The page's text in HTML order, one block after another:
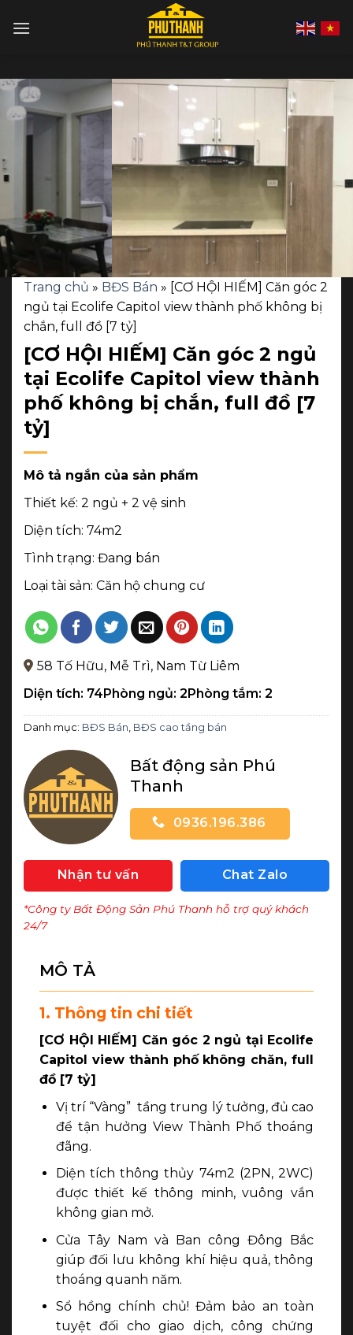
Trang chủ » BĐS Bán » [CƠ HỘI HIẾM] Căn góc 2
ngủ tại Ecolife Capitol view thành phố không bị
chắn, full đồ [7 tỷ]
[CƠ HỘI HIẾM] Căn góc 2 ngủ
tại Ecolife Capitol view thành
phố không bị chắn, full đồ [7
tỷ]
Mô tả ngắn của sản phẩm
Thiết kế: 2 ngủ + 2 vệ sinh
Diện tích: 74m2
Tình trạng: Đang bán
Loại tài sản: Căn hộ chung cư
58 Tố Hữu, Mễ Trì, Nam Từ Liêm
Diện tích: 74 Phòng ngủ: 2 Phòng tắm: 2
Danh mục: BĐS Bán, BĐS cao tầng bán
Bất động sản Phú
Thanh
0936.196.386
Nhận tư vấn Chat Zalo
*Công ty Bất Động Sản Phú Thanh hỗ trợ quý khách
24/7
MÔ TẢ
1. Thông tin chi tiết
[CƠ HỘI HIẾM] Căn góc 2 ngủ tại Ecolife
Capitol view thành phố không chăn, full
đồ [7 tỷ]
Vị trí “Vàng” tầng trung lý tưởng, đủ cao
để tận hưởng View Thành Phố thoáng
đãng.
Diện tích thông thủy 74m2 (2PN, 2WC)
được thiết kế thông minh, vuông vắn
không gian mở.
Cửa Tây Nam và Ban công Đông Bắc
giúp đối lưu không khí hiệu quả, thông
thoáng quanh năm.
Sổ hồng chính chủ! Đảm bảo an toàn
tuyệt đối cho giao dịch, công chứng